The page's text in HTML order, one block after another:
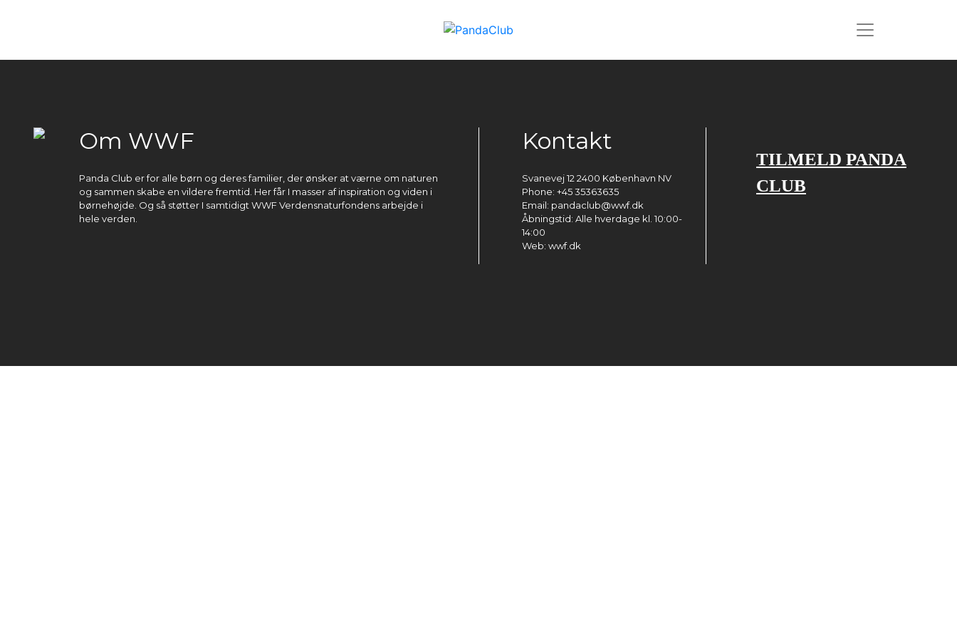
Om WWF
Panda Club er for alle børn og deres familier, der ønsker at værne om naturen
og sammen skabe en vildere fremtid. Her får I masser af inspiration og viden i
børnehøjde. Og så støtter I samtidigt WWF Verdensnaturfondens arbejde i
hele verden.
Kontakt
Svanevej 12 2400 København NV
Phone: +45 35363635
Email: pandaclub@wwf.dk
Åbningstid: Alle hverdage kl. 10:00-
14:00
Web: wwf.dk
TILMELD PANDA
CLUB